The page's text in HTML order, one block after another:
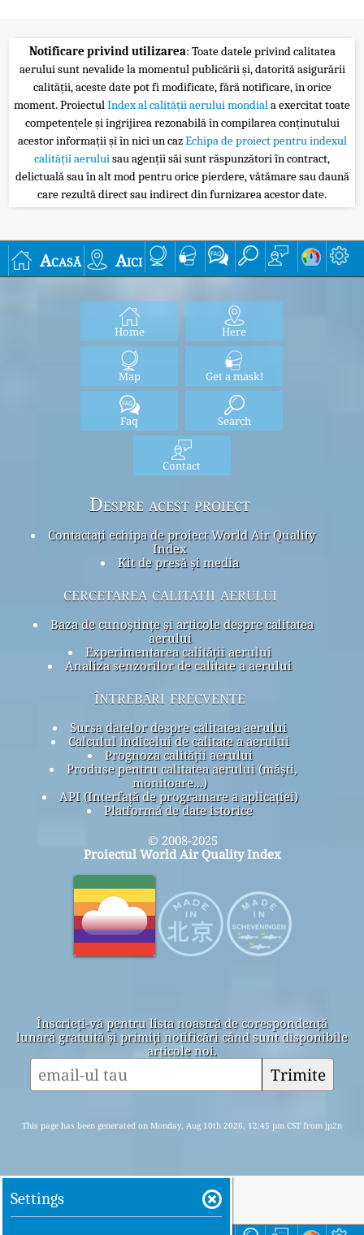
Notificare privind utilizarea: Toate datele privind calitatea
aerului sunt nevalide la momentul publicării și, datorită asigurării
calității, aceste date pot fi modificate, fără notificare, în orice
moment. ProiectulIndex al calității aerului mondiala exercitat toate
competențele și îngrijirea rezonabilă în compilarea conținutului
acestor informații și în nici un cazEchipa de proiect pentru indexul
calității aeruluisau agenții săi sunt răspunzători în contract,
delictuală sau în alt mod pentru orice pierdere, vătămare sau daună
care rezultă direct sau indirect din furnizarea acestor date.
Acasă Aici
Home Here
Map Get a mask!
Faq Search
Contact
Despre acest proiect
Contactați echipa de proiect World Air Quality
Index
Kit de presă și media
cercetarea calitatii aerului
Baza de cunoștințe și articole despre calitatea
aerului
Experimentarea calității aerului
Analiza senzorilor de calitate a aerului
întrebări frecvente
Sursa datelor despre calitatea aerului
Calculul indicelui de calitate a aerului
Prognoza calității aerului
Produse pentru calitatea aerului (măști,
monitoare...)
API (Interfață de programare a aplicației)
Platformă de date istorice
© 2008-2025
Proiectul World Air Quality Index
Înscrieți-vă pentru lista noastră de corespondență
lunară gratuită și primiți notificări când sunt disponibile
articole noi.
Trimite
This page has been generated on Monday, Aug 10th 2026, 12:45 pm CST from jp2n
Settings